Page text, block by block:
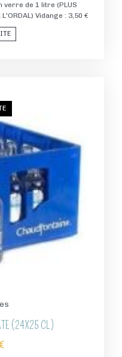
verre de 1 litre (PLUS
L'ORDAL) Vidange : 3,50 €
(24X25 CL)